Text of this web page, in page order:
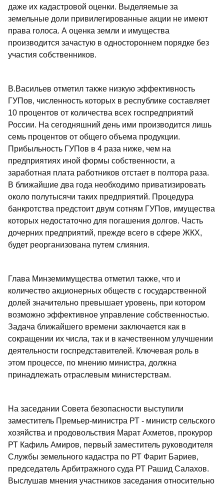
даже их кадастровой оценки. Выделяемые за
земельные доли привилегированные акции не имеют
права голоса. А оценка земли и имущества
производится зачастую в одностороннем порядке без
участия собственников.
В.Васильев отметил также низкую эффективность
ГУПов, численность которых в республике составляет
10 процентов от количества всех госпредприятий
России. На сегодняшний день ими производится лишь
семь процентов от общего объема продукции.
Прибыльность ГУПов в 4 раза ниже, чем на
предприятиях иной формы собственности, а
заработная плата работников отстает в полтора раза.
В ближайшие два года необходимо приватизировать
около полутысячи таких предприятий. Процедура
банкротства предстоит двум сотням ГУПов, имущества
которых недостаточно для погашения долгов. Часть
дочерних предприятий, прежде всего в сфере ЖКХ,
будет реорганизована путем слияния.
Глава Минземимущества отметил также, что и
количество акционерных обществ с государственной
долей значительно превышает уровень, при котором
возможно эффективное управление собственностью.
Задача ближайшего времени заключается как в
сокращении их числа, так и в качественном улучшении
деятельности госпредставителей. Ключевая роль в
этом процессе, по мнению министра, должна
принадлежать отраслевым министерствам.
На заседании Совета безопасности выступили
заместитель Премьер-министра РТ - министр сельского
хозяйства и продовольствия Марат Ахметов, прокурор
РТ Кафиль Амиров, первый заместитель руководителя
Службы земельного кадастра по РТ Фарит Бариев,
председатель Арбитражного суда РТ Рашид Салахов.
Выслушав мнения участников заседания относительно